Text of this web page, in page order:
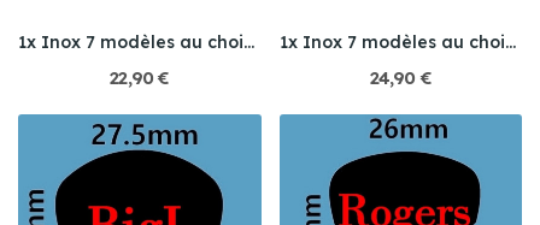
1x Inox 7 modèles au choix / en épaisseur 2mm
22,90 €
1x Inox 7 modèles au choix / en épaisseur 3mm
24,90 €